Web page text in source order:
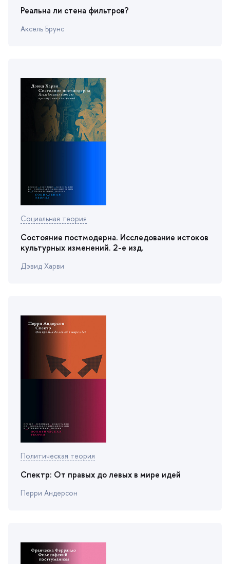
Реальна ли стена фильтров?
Аксель Брунс
Социальная теория
Состояние постмодерна. Исследование истоко
культурных изменений. 2-е изд.
Дэвид Харви
Политическая теория
Спектр: От правых до левых в мире идей
Перри Андерсон